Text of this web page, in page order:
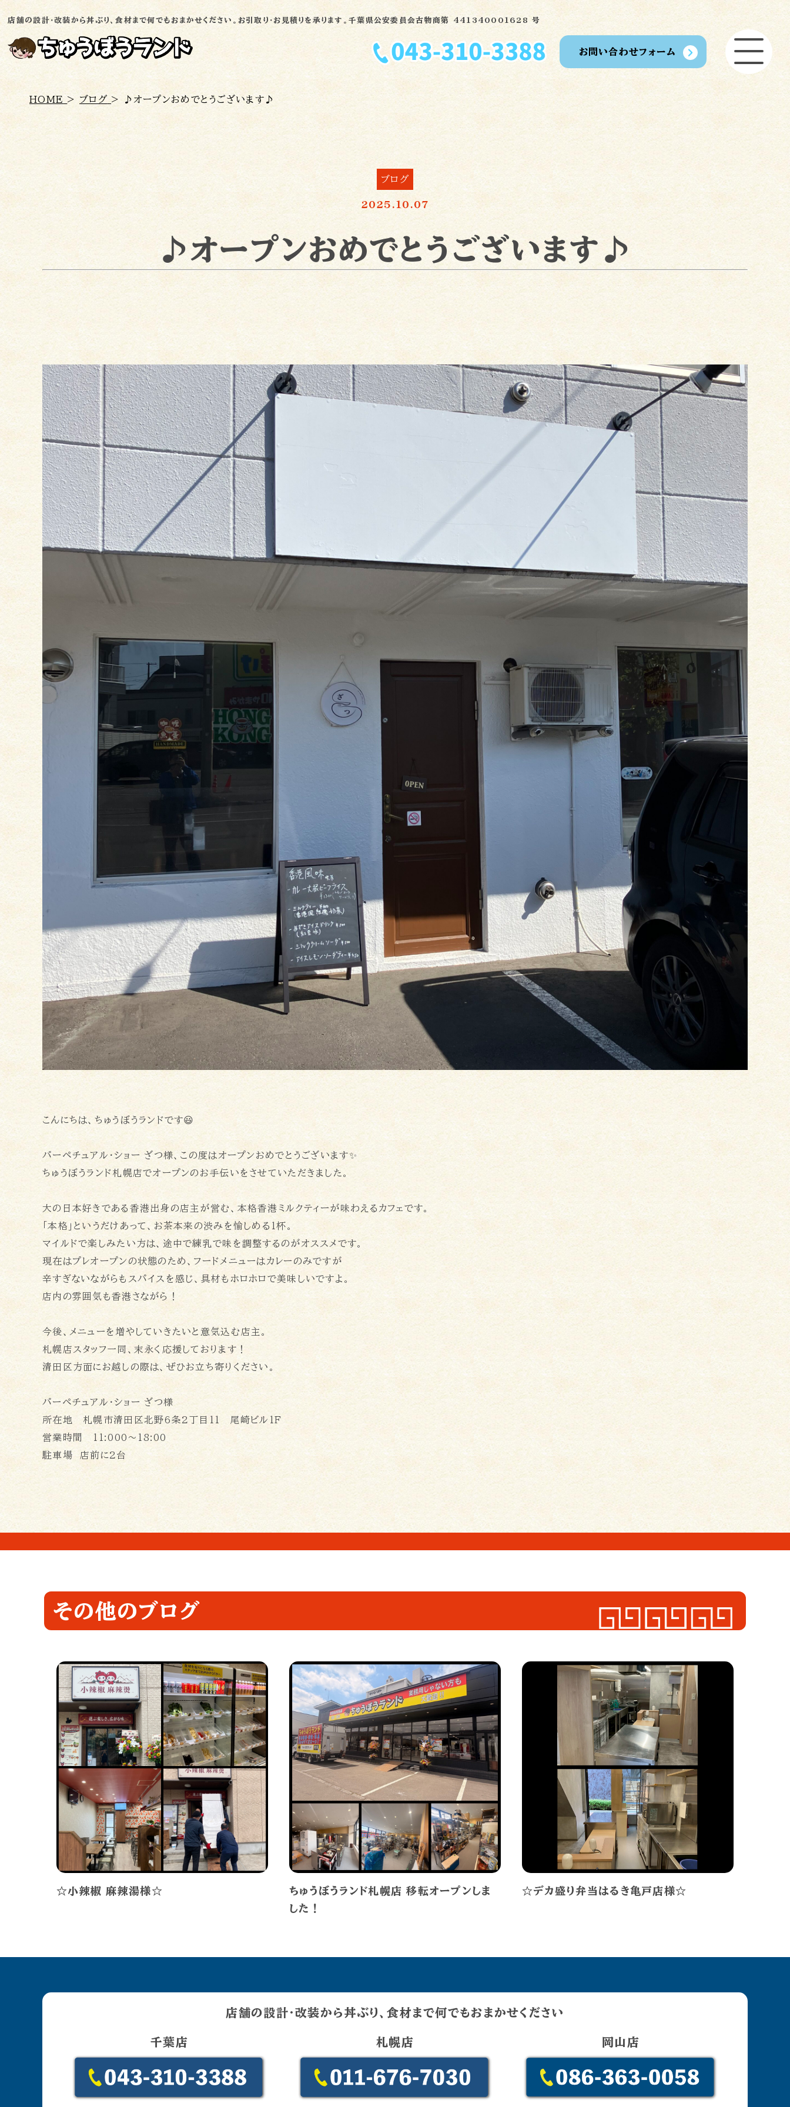
店舗の設計・改装から丼ぶり、食材まで何でもおまかせください。お引取り・お見積りを承ります。千葉県公安委員会古物商第 441340001628 号
お問い合わせフォーム
トップ 開業
お問い合わせ プライバシーポリシー
店舗の設計・改装から丼ぶり、食材まで何でもおまかせください
043-310-3388 / 千葉店
お引取り・お見積りを承ります。
千葉県公安委員会古物商第
441340001628号
HOME > ブログ > ♪オープンおめでとうございます♪
ブログ
2025.10.07
♪オープンおめでとうございます♪
こんにちは、ちゅうぼうランドです😃
パーペチュアル・ショー ざつ様、この度はオープンおめでとうございます✨
ちゅうぼうランド札幌店でオープンのお手伝いをさせていただきました。
大の日本好きである香港出身の店主が営む、本格香港ミルクティーが味わえるカフェです。
「本格」というだけあって、お茶本来の渋みを愉しめる1杯。
マイルドで楽しみたい方は、途中で練乳で味を調整するのがオススメです。
現在はプレオープンの状態のため、フードメニューはカレーのみですが
辛すぎないながらもスパイスを感じ、具材もホロホロで美味しいですよ。
店内の雰囲気も香港さながら！
今後、メニューを増やしていきたいと意気込む店主。
札幌店スタッフ一同、末永く応援しております！
清田区方面にお越しの際は、ぜひお立ち寄りください。
パーペチュアル・ショー ざつ様
所在地 札幌市清田区北野6条2丁目11 尾崎ビル1Ｆ
営業時間 11:000～18:00
駐車場 店前に2台
その他のブログ
☆小辣椒 麻辣湯様☆
ちゅうぼうランド札幌店 移転オープンしま
した！
☆デカ盛り弁当はるき亀戸店様☆
店舗の設計・改装から丼ぶり、食材まで何でもおまかせください
千葉店 札幌店 岡山店